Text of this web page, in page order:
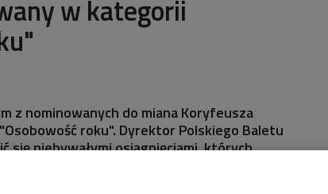
w kategorii
z nominowanych do miana Koryfeusza
roku". Dyrektor Polskiego Baletu
się niebywałymi osiągnięciami, których
w Polsce - oceniła w Dwójce Katarzyna
baletowy.